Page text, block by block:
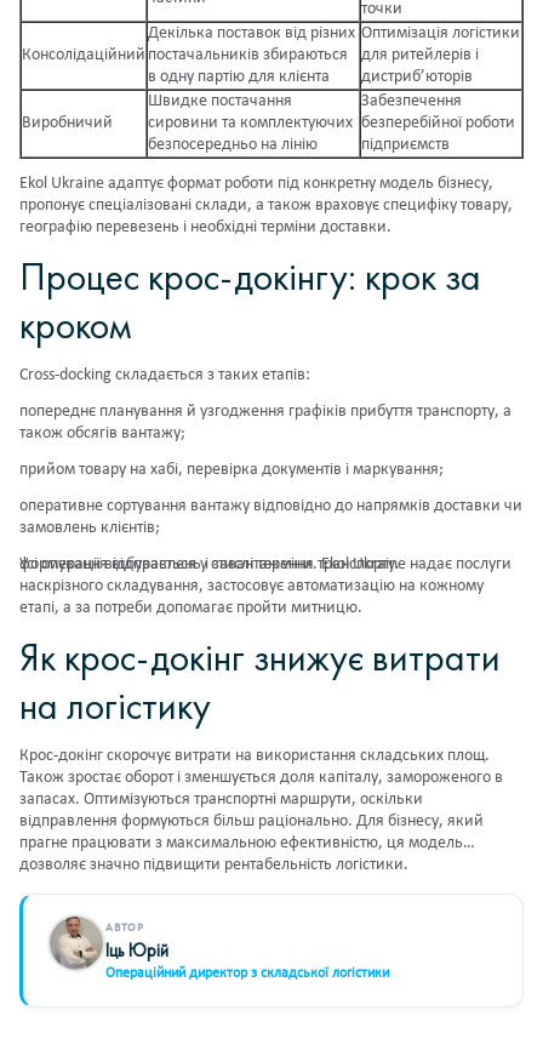
точки
Консолідаційний
Декілька поставок від різних
постачальників збираються
в одну партію для клієнта
Оптимізація логістики
для ритейлерів і
дистриб’юторів
Виробничий
Швидке постачання
сировини та комплектуючих
безпосередньо на лінію
Забезпечення
безперебійної роботи
підприємств
Ekol Ukraine адаптує формат роботи під конкретну модель бізнесу,
пропонує спеціалізовані склади, а також враховує специфіку товару,
географію перевезень і необхідні терміни доставки.
Процес крос-докінгу: крок за
кроком
Cross-docking складається з таких етапів:
попереднє планування й узгодження графіків прибуття транспорту, а
також обсягів вантажу;
прийом товару на хабі, перевірка документів і маркування;
оперативне сортування вантажу відповідно до напрямків доставки чи
замовлень клієнтів;
формування відправлень і завантаження транспорту.
Усі операції відбувається у стислі терміни. Ekol Ukraine надає послуги
наскрізного складування, застосовує автоматизацію на кожному
етапі, а за потреби допомагає пройти митницю.
Як крос-докінг знижує витрати
на логістику
Крос-докінг скорочує витрати на використання складських площ.
Також зростає оборот і зменшується доля капіталу, замороженого в
запасах. Оптимізуються транспортні маршрути, оскільки
відправлення формуються більш раціонально. Для бізнесу, який
прагне працювати з максимальною ефективністю, ця модель
дозволяє значно підвищити рентабельність логістики.
АВТОР
Іць Юрій
Операційний директор з складської логістики